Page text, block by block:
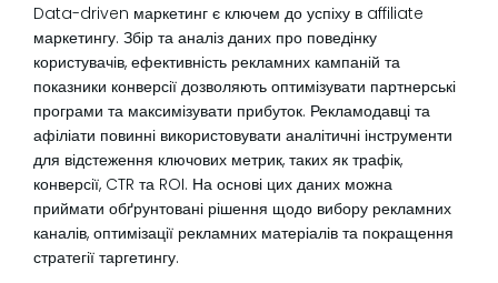
Data-driven маркетинг є ключем до успіху в affiliate
маркетингу. Збір та аналіз даних про поведінку
користувачів, ефективність рекламних кампаній та
показники конверсії дозволяють оптимізувати партнерські
програми та максимізувати прибуток. Рекламодавці та
афіліати повинні використовувати аналітичні інструменти
для відстеження ключових метрик, таких як трафік,
конверсії, CTR та ROI. На основі цих даних можна
приймати обґрунтовані рішення щодо вибору рекламних
каналів, оптимізації рекламних матеріалів та покращення
стратегії таргетингу.